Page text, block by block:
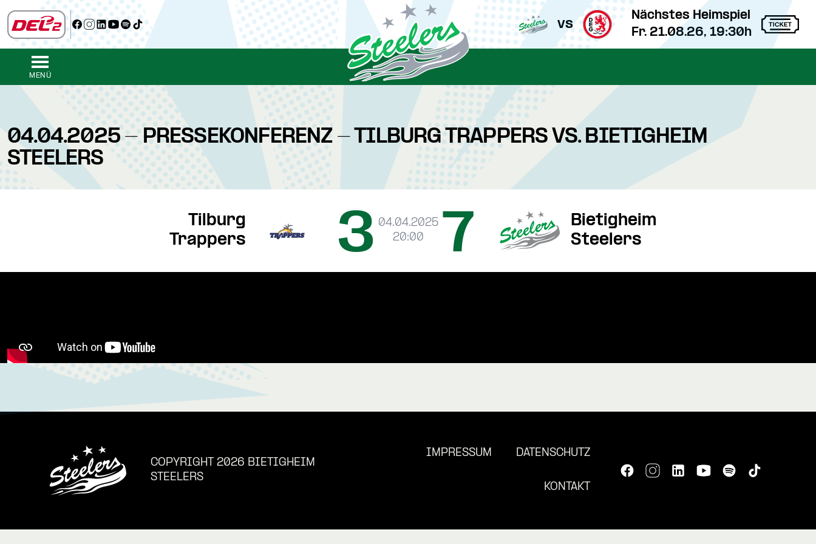
vs
Nächstes Heimspiel
Fr. 21.08.26, 19:30h
MENÜ
04.04.2025 - PRESSEKONFERENZ - TILBURG TRAPPERS VS. BIETIGHEIM
STEELERS
Tilburg
Trappers
3 04.04.2025
20:00
Bietigheim
Steelers
7
COPYRIGHT 2026 BIETIGHEIM
STEELERS
IMPRESSUM DATENSCHUTZ
KONTAKT